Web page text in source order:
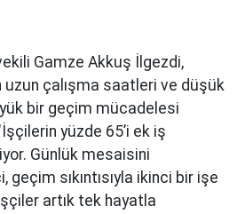
Gamze Akkuş İlgezdi,
çalışma saatleri ve düşük
bir geçim mücadelesi
yüzde 65’i ek iş
Günlük mesaisini
sıkıntısıyla ikinci bir işe
artık tek hayatla